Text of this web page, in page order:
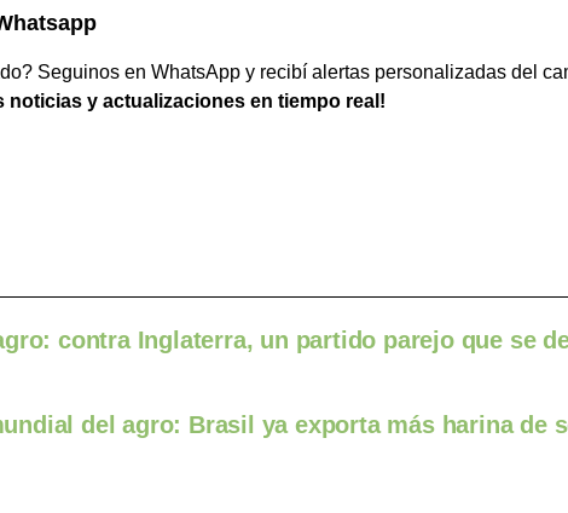
Seguinos en WhatsApp y recibí alertas personalizadas del
noticias y actualizaciones en tiempo real!
contra Inglaterra, un partido parejo que se
del agro: Brasil ya exporta más harina de